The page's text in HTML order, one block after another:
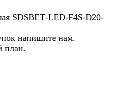
SDSВЕТ-LED-F4S-D20-
напишите нам.
план.